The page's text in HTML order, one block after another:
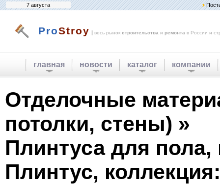
7 августа
ProStroy | весь рынок строительства и ремонта в России и
главная новости каталог компании
Отделочные
потолки, стены) »
Плинтуса для пола,
Плинтус,